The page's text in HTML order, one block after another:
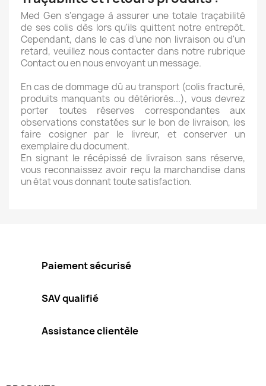
Med Gen s'engage à assurer une totale traçabilité
de ses colis dès lors qu'ils quittent notre entrepôt.
Cependant, dans le cas d'une non livraison ou d'un
retard, veuillez nous contacter dans notre rubrique
Contact ou en nous envoyant un message.
En cas de dommage dû au transport (colis fracturé,
produits manquants ou détériorés...), vous devrez
porter toutes réserves correspondantes aux
observations constatées sur le bon de livraison, les
faire cosigner par le livreur, et conserver un
exemplaire du document.
En signant le récépissé de livraison sans réserve,
vous reconnaissez avoir reçu la marchandise dans
un état vous donnant toute satisfaction.
Paiement sécurisé
SAV qualifié
Assistance clientèle